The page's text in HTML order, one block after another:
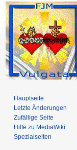
Hauptseite
Letzte Änderungen
Zufällige Seite
Hilfe zu MediaWiki
Spezialseiten